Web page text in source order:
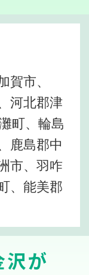
市、
河北郡津
町、輪島
鹿島郡中
市、羽咋
、能美郡
が